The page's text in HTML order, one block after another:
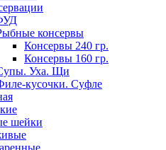
консервы
Консервы 240 гр.
Консервы 160 гр.
Уха. Щи
кусочки. Суфле
шейки